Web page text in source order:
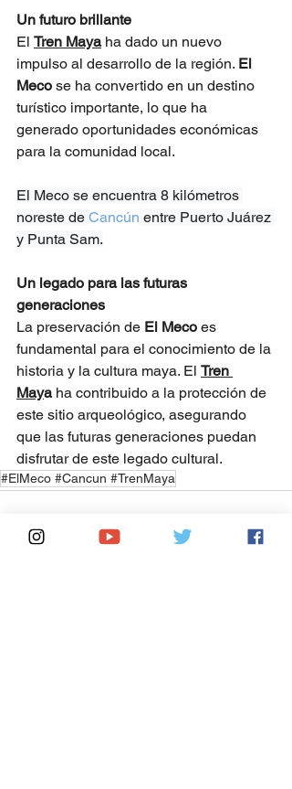
Un futuro brillante
El Tren Maya ha dado un nuevo
impulso al desarrollo de la región. El
Meco se ha convertido en un destino
turístico importante, lo que ha
generado oportunidades económicas
para la comunidad local.
El Meco se encuentra 8 kilómetros
noreste de Cancún entre Puerto Juárez
y Punta Sam.
Un legado para las futuras
generaciones
La preservación de El Meco es
fundamental para el conocimiento de la
historia y la cultura maya. El Tren
Maya ha contribuido a la protección de
este sitio arqueológico, asegurando
que las futuras generaciones puedan
disfrutar de este legado cultural.
#ElMeco #Cancun #TrenMaya